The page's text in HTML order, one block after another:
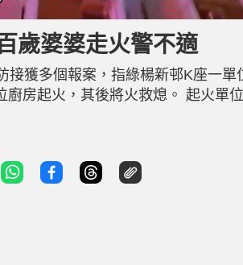
L
o
d
e
d
:
8
6
.
9
7
歲婆婆走火警不適
接獲多個報案，指綠楊新邨K座一
房起火，其後將火救熄。 起火單
49歲女傭亦吸入濃煙不適，同獲送
經初步調查，相信涉事單位女傭開